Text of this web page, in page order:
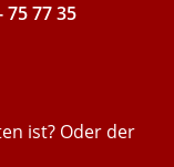
75 77 35
ist? Oder der